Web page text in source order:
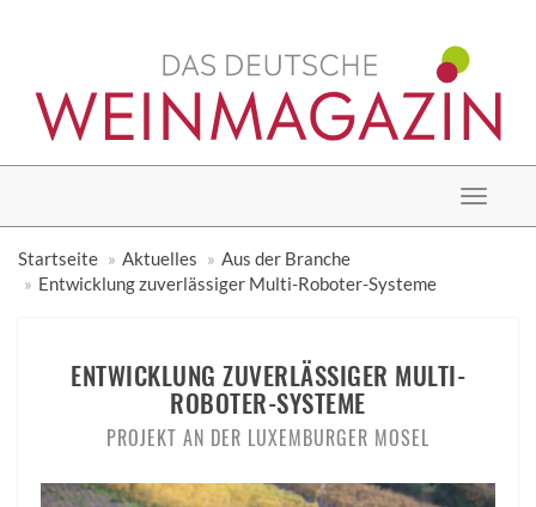
Toggle
Startseite
Aktuelles
Aus der Branche
Entwicklung zuverlässiger Multi-Roboter-Systeme
ENTWICKLUNG ZUVERLÄSSIGER MULTI-
ROBOTER-SYSTEME
PROJEKT AN DER LUXEMBURGER MOSEL